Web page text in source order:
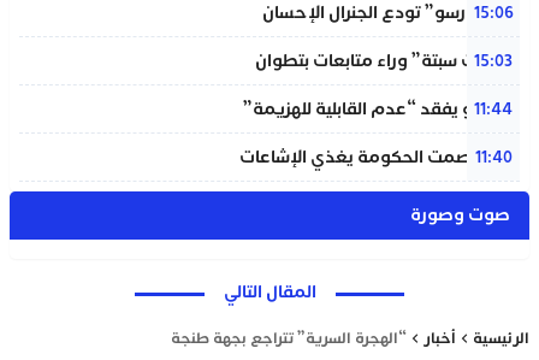
15:06
“المينورسو” تودع الجنرال الإحسان
15:03
“أحداث سبتة” وراء متابعات بتطوان
11:44
إنفانتينو يفقد “عدم القابلية للهزيمة”
11:40
بنعلي: صمت الحكومة يغذي الإشاعات
صوت وصورة
المقال التالي
الرئيسية أخبار “الهجرة السرية” تتراجع بجهة طنجة